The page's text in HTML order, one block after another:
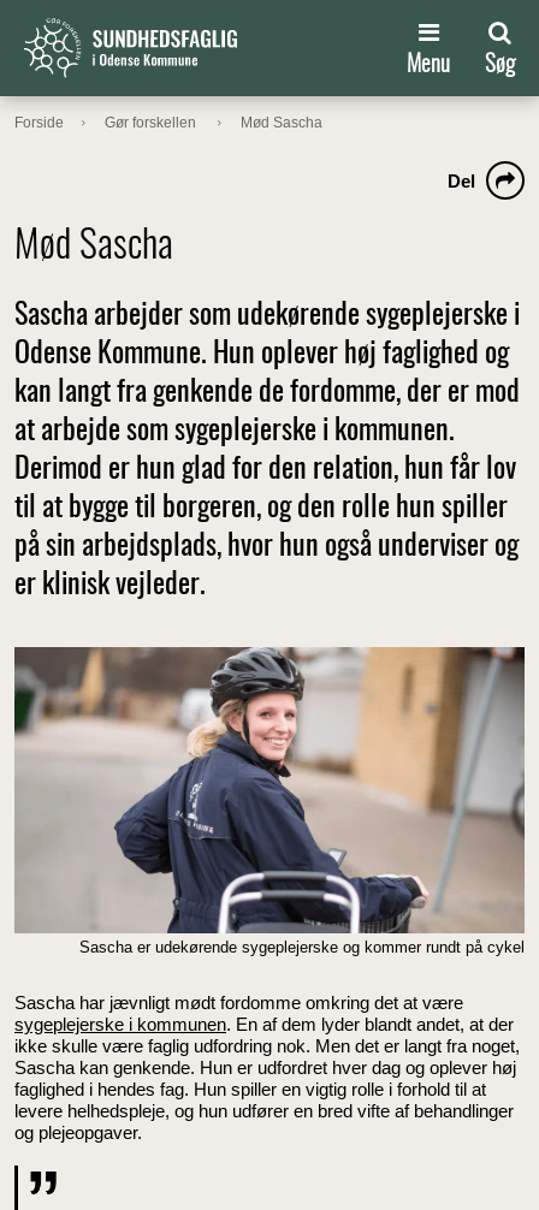
Menu Søg
Forside Gør forskellen Mød Sascha
Mød Sascha
Del
Sascha arbejder som udekørende sygeplejerske i
Odense Kommune. Hun oplever høj faglighed og
kan langt fra genkende de fordomme, der er mod
at arbejde som sygeplejerske i kommunen.
Derimod er hun glad for den relation, hun får lov
til at bygge til borgeren, og den rolle hun spiller
på sin arbejdsplads, hvor hun også underviser og
er klinisk vejleder.
Sascha er udekørende sygeplejerske og kommer rundt på cykel
Sascha har jævnligt mødt fordomme omkring det at være
sygeplejerske i kommunen. En af dem lyder blandt andet, at der
ikke skulle være faglig udfordring nok. Men det er langt fra noget,
Sascha kan genkende. Hun er udfordret hver dag og oplever høj
faglighed i hendes fag. Hun spiller en vigtig rolle i forhold til at
levere helhedspleje, og hun udfører en bred vifte af behandlinger
og plejeopgaver.